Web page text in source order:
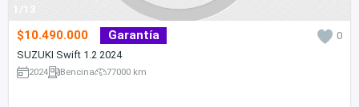
1/13
$10.490.000 Garantía
0
SUZUKI Swift 1.2 2024
2024 Bencina 77000 km